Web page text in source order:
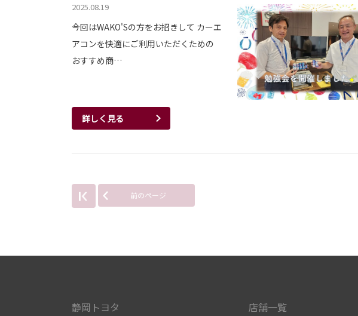
2025.08.19
今回はWAKO'Sの方をお招きして カーエ
アコンを快適にご利用いただくための
おすすめ商…
詳しく見る
前のページ
静岡トヨタ 店舗一覧